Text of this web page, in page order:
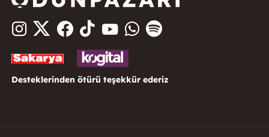
Desteklerinden ötürü teşekkür ederiz